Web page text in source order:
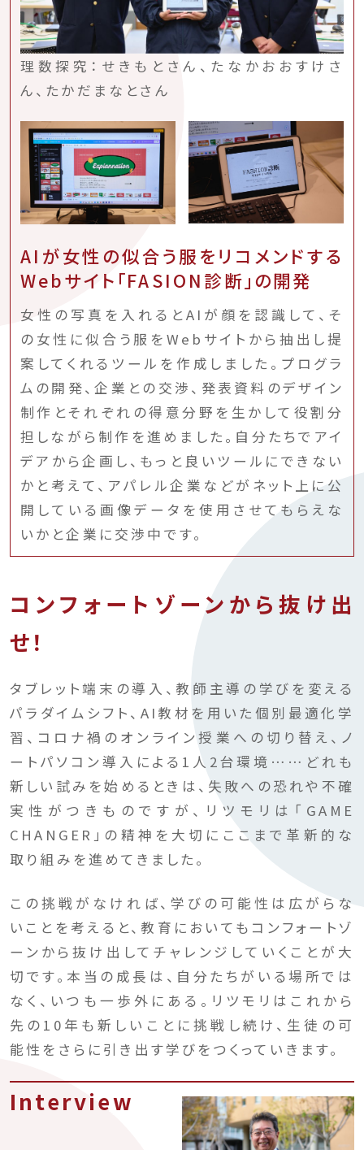
理数探究：せきもとさん、たなかおおすけさ
ん、たかだまなとさん
AIが女性の似合う服をリコメンドする
Webサイト「FASION診断」の開発
女性の写真を入れるとAIが顔を認識して、そ
の女性に似合う服をWebサイトから抽出し提
案してくれるツールを作成しました。プログラ
ムの開発、企業との交渉、発表資料のデザイン
制作とそれぞれの得意分野を生かして役割分
担しながら制作を進めました。自分たちでアイ
デアから企画し、もっと良いツールにできない
かと考えて、アパレル企業などがネット上に公
開している画像データを使用させてもらえな
いかと企業に交渉中です。
コンフォートゾーンから抜け出
せ！
タブレット端末の導入、教師主導の学びを変える
パラダイムシフト、AI教材を用いた個別最適化学
習、コロナ禍のオンライン授業への切り替え、ノ
ートパソコン導入による1人2台環境……どれも
新しい試みを始めるときは、失敗への恐れや不確
実性がつきものですが、リツモリは「GAME
CHANGER」の精神を大切にここまで革新的な
取り組みを進めてきました。
この挑戦がなければ、学びの可能性は広がらな
いことを考えると、教育においてもコンフォートゾ
ーンから抜け出してチャレンジしていくことが大
切です。本当の成長は、自分たちがいる場所では
なく、いつも一歩外にある。リツモリはこれから
先の10年も新しいことに挑戦し続け、生徒の可
能性をさらに引き出す学びをつくっていきます。
Interview